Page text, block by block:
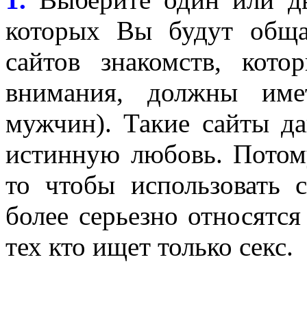
которых Вы будут
сайтов знакомств,
внимания, должны
мужчин). Такие сайты
истинную любовь.
то чтобы использовать
более серьезно
тех кто ищет только секс.